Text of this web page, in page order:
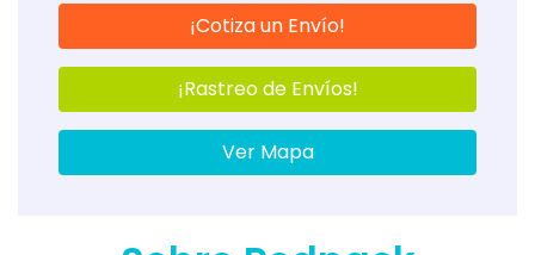
¡Cotiza un Envío!
¡Rastreo de Envíos!
Ver Mapa